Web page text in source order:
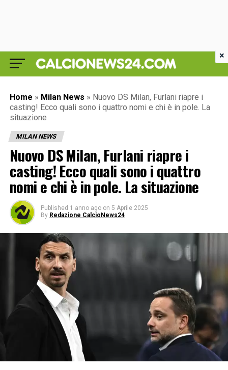
Home » Milan News » Nuovo DS Milan, Furlani riapre i
casting! Ecco quali sono i quattro nomi e chi è in pole. La
situazione
MILAN NEWS
Nuovo DS Milan, Furlani riapre i
casting! Ecco quali sono i quattro
nomi e chi è in pole. La situazione
Published 1 anno ago on 5 Aprile 2025
By Redazione CalcioNews24
×